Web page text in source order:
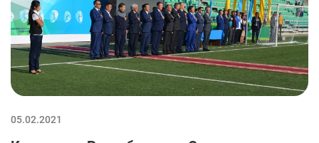
05.02.2021